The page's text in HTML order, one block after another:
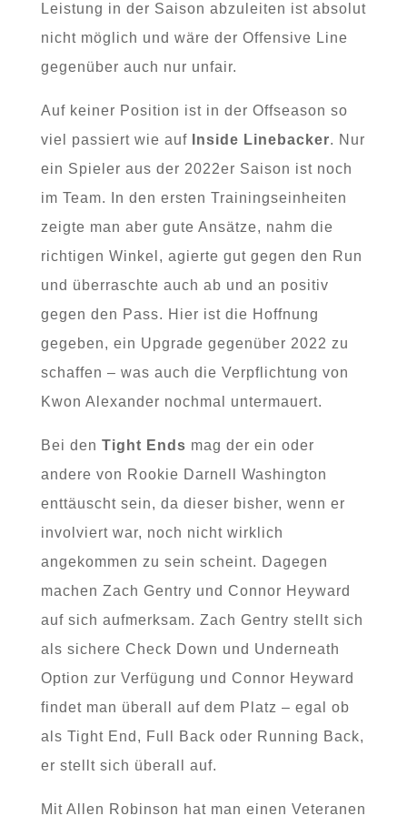
Leistung in der Saison abzuleiten ist absolut
nicht möglich und wäre der Offensive Line
gegenüber auch nur unfair.
Auf keiner Position ist in der Offseason so
viel passiert wie auf
Inside Linebacker. Nur
ein Spieler aus der 2022er Saison ist noch
im Team. In den ersten Trainingseinheiten
zeigte man aber gute Ansätze, nahm die
richtigen Winkel, agierte gut gegen den Run
und überraschte auch ab und an positiv
gegen den Pass. Hier ist die Hoffnung
gegeben, ein Upgrade gegenüber 2022 zu
schaffen – was auch die Verpflichtung von
Kwon Alexander nochmal untermauert.
Bei den Tight Ends mag der ein oder
andere von Rookie Darnell Washington
enttäuscht sein, da dieser bisher, wenn er
involviert war, noch nicht wirklich
angekommen zu sein scheint. Dagegen
machen Zach Gentry und Connor Heyward
auf sich aufmerksam. Zach Gentry stellt sich
als sichere Check Down und Underneath
Option zur Verfügung und Connor Heyward
findet man überall auf dem Platz – egal ob
als Tight End, Full Back oder Running Back,
er stellt sich überall auf.
Mit Allen Robinson hat man einen Veteranen